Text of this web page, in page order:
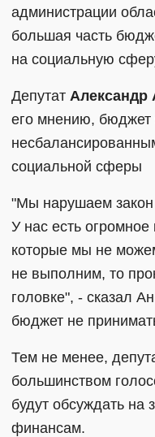
администрации
большая часть
на социальную
Депутат Александр
его мнению, бюджет
социальной сферы
"Мы нарушаем
У нас есть
которые мы не
не выполним, то
головке", - сказал
бюджет не
Тем не менее,
большинством
будут обсуждать на
финансам.